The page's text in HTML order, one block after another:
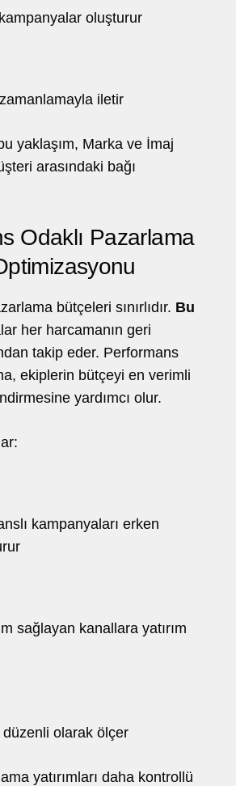
oluşturur
iletir
yaklaşım, Marka ve İmaj
arasındaki bağı
Odaklı Pazarlama
bütçeleri sınırlıdır. Bu
her harcamanın geri
takip eder. Performans
ekiplerin bütçeyi en verimli
yardımcı olur.
kampanyaları erken
sağlayan kanallara yatırım
olarak ölçer
yatırımları daha kontrollü